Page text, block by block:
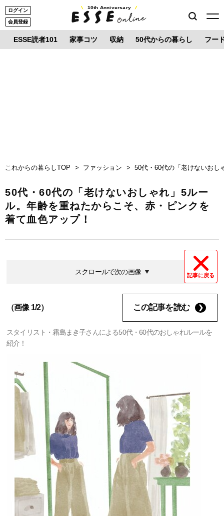
ログイン
会員登録
10th Anniversary
ESSE読者101 家事コツ 収納 50代からの暮らし フー
これからの暮らしTOP ファッション 50代・60代の「老けないおし
50代・60代の「老けないおしゃれ」5ルー
ル。年齢を重ねたからこそ、赤・ピンクを
着て血色アップ！
記事に戻る
スクロールで次の画像
（画像 1/2） この記事を読む
スタイリスト・霜島まき子さんによる50代・60代のおしゃれルールを
紹介！